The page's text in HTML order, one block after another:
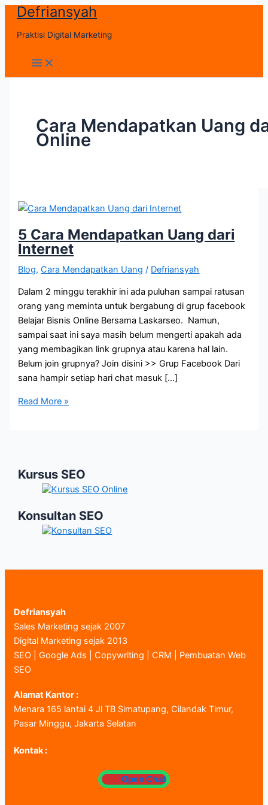
Skip
content
Defriansyah
Praktisi Digital Marketing
Main
Menu
Cara Mendapatkan Uang
Online
5 Cara Mendapatkan Uang dari
Internet
Blog,Cara Mendapatkan Uang / Defriansyah
Dalam 2 minggu terakhir ini ada puluhan sampai ratusan
orang yang meminta untuk bergabung di grup facebook
Belajar Bisnis Online Bersama Laskarseo. Namun,
sampai saat ini saya masih belum mengerti apakah ada
yang membagikan link grupnya atau karena hal lain.
Belum join grupnya? Join disini >> Grup Facebook Dari
sana hampir setiap hari chat masuk […]
5
Internet
Read More »
Kursus SEO
Konsultan SEO
Defriansyah
Sales Marketing sejak 2007
Digital Marketing sejak 2013
SEO | Google Ads | Copywriting | CRM | Pembuatan Web
SEO
Alamat Kantor :
Menara 165 lantai 4 Jl TB Simatupang, Cilandak Timur,
Pasar Minggu, Jakarta Selatan
Kontak :
Open Chat